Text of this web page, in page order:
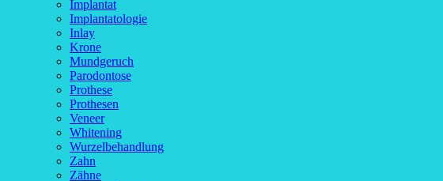
Implantat
Implantatologie
Inlay
Krone
Mundgeruch
Parodontose
Prothese
Prothesen
Veneer
Whitening
Wurzelbehandlung
Zahn
Zähne